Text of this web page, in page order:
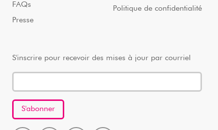
FAQs
Presse
Politique de confidentialité
S'inscrire pour recevoir des mises à jour par courriel